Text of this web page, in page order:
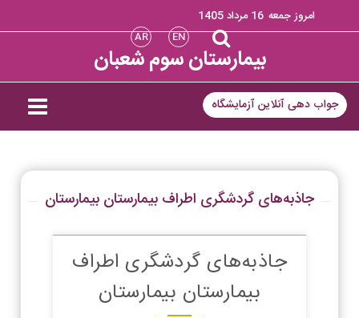
امروز جمعه 16 مرداد 1405
EN
AR
بیمارستان سوم شعبان
جواب دهی آنلاین آزمایشگاه
جاذبه‌های گردشگری اطراف بیمارستان بیمارستان
جاذبه‌های گردشگری اطراف
بیمارستان بیمارستان